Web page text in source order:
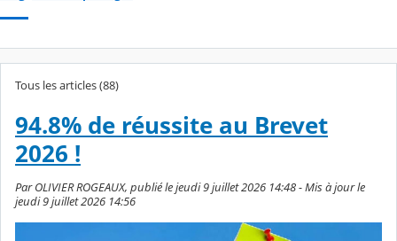
Tous les articles (88)
94.8% de réussite au Brevet
2026 !
Par OLIVIER ROGEAUX, publié le jeudi 9 juillet 2026 14:48 - Mis à jour le
jeudi 9 juillet 2026 14:56